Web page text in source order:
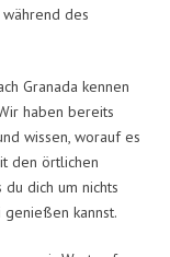
des
Granada kennen
haben bereits
wissen, worauf es
den örtlichen
dich um nichts
kannst.